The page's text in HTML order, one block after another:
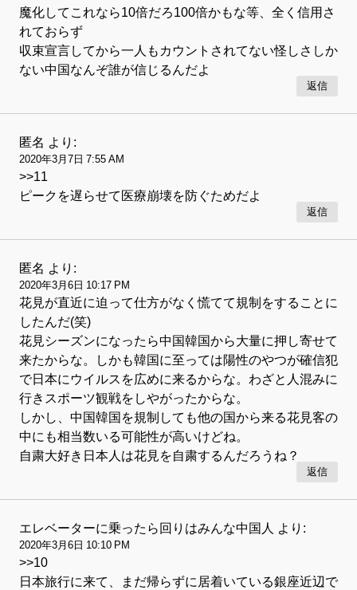
魔化してこれなら10倍だろ100倍かもな等、全く信用さ
れておらず
収束宣言してから一人もカウントされてない怪しさしか
ない中国なんぞ誰が信じるんだよ
返信
匿名 より:
2020年3月7日 7:55 AM
>>11
ピークを遅らせて医療崩壊を防ぐためだよ
返信
匿名 より:
2020年3月6日 10:17 PM
花見が直近に迫って仕方がなく慌てて規制をすることに
したんだ(笑)
花見シーズンになったら中国韓国から大量に押し寄せて
来たからな。しかも韓国に至っては陽性のやつが確信犯
で日本にウイルスを広めに来るからな。わざと人混みに
行きスポーツ観戦をしやがったからな。
しかし、中国韓国を規制しても他の国から来る花見客の
中にも相当数いる可能性が高いけどね。
自粛大好き日本人は花見を自粛するんだろうね？
返信
エレベーターに乗ったら回りはみんな中国人 より:
2020年3月6日 10:10 PM
>>10
日本旅行に来て、まだ帰らずに居着いている銀座近辺で